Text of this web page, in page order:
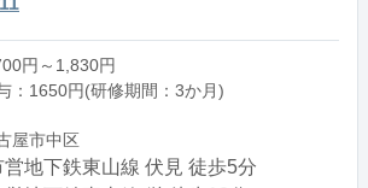
円～1,830円
：1650円(研修期間：3か月)
屋市中区
地下鉄東山線 伏見 徒歩5分